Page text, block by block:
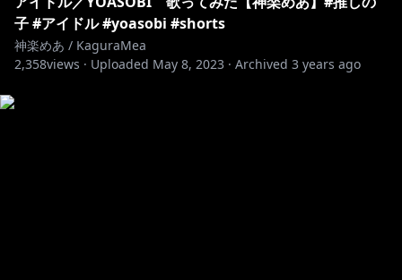
子 #アイドル #yoasobi #shorts
神楽めあ / KaguraMea
2,358views · Uploaded May 8, 2023 · Archived 3 years ago